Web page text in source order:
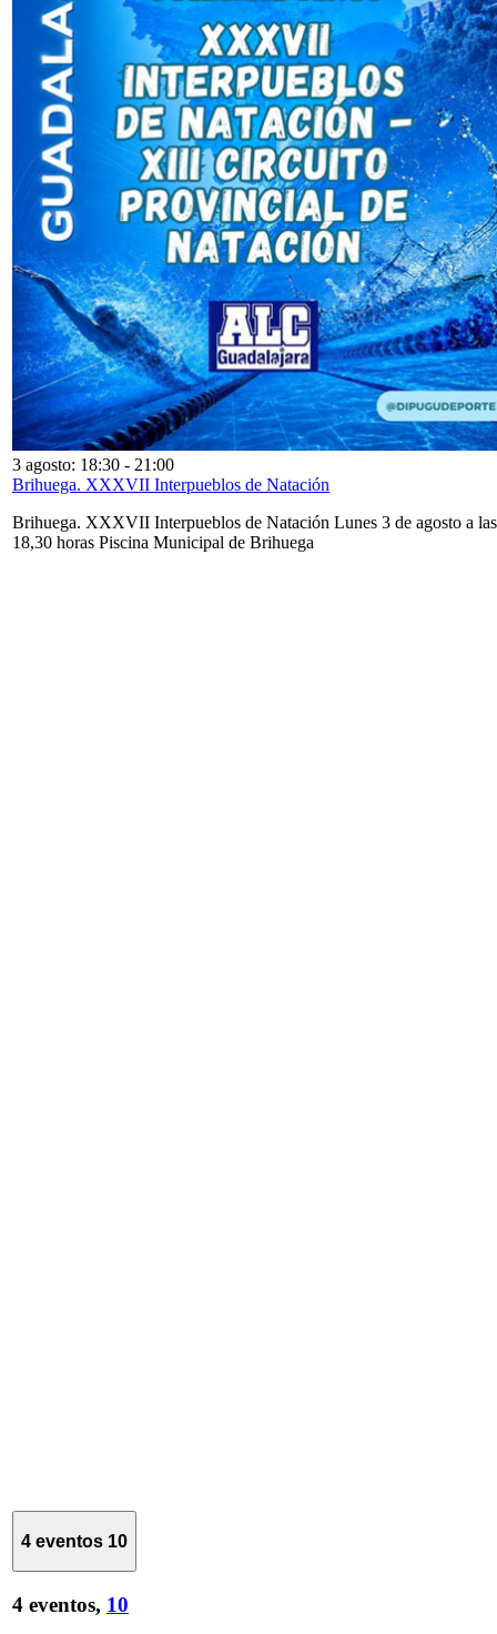
3 agosto: 18:30 - 21:00
Brihuega. XXXVII Interpueblos de Natación
Brihuega. XXXVII Interpueblos de Natación Lunes 3 de agosto a las
18,30 horas Piscina Municipal de Brihuega
4 eventos 10
4 eventos, 10